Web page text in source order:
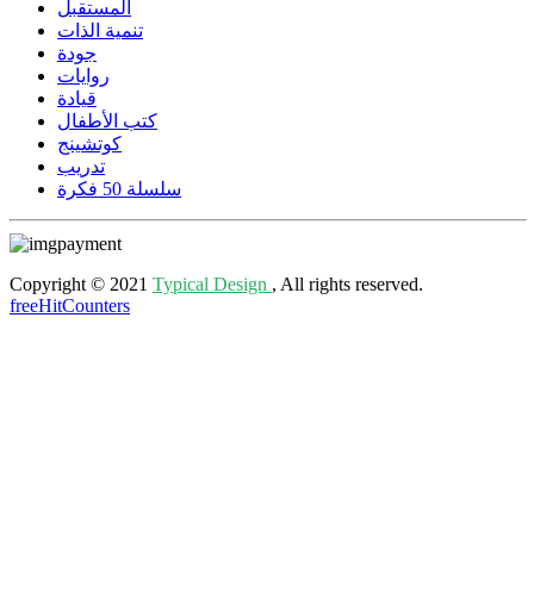
المستقبل
تنمية الذات
جودة
روايات
قيادة
كتب الأطفال
كوتشينج
تدريب
سلسلة 50 فكرة
Copyright © 2021 Typical Design , All rights reserved.
freeHitCounters